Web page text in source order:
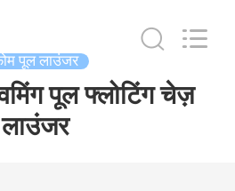
पूल लाउंजर
पूल फ्लोटिंग चेज़
लाउंजर